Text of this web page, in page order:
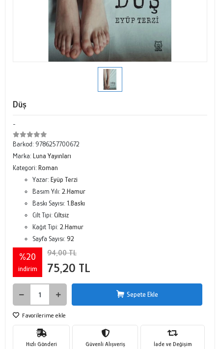
Düş
-
Barkod: 9786257700672
Marka: Luna Yayınları
Kategori: Roman
Yazar: Eyüp Terzi
Basım Yılı: 2.Hamur
Baskı Sayısı: 1.Baskı
Cilt Tipi: Ciltsiz
Kağıt Tipi: 2.Hamur
Sayfa Sayısı: 92
%20
indirim
94,00 TL
75,20 TL
Sepete Ekle
Favorilerime ekle
Hızlı Gönderi Güvenli Alışveriş İade ve Değişim